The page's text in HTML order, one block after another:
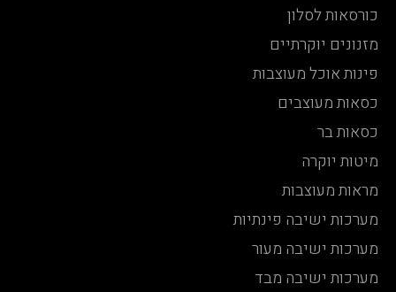
כורסאות לסלון
מזנונים יוקרתיים
פינות אוכל מעוצבות
כסאות מעוצבים
כסאות בר
מיטות יוקרה
מראות מעוצבות
מערכות ישיבה פינתיות
מערכות ישיבה מעור
מערכות ישיבה מבד